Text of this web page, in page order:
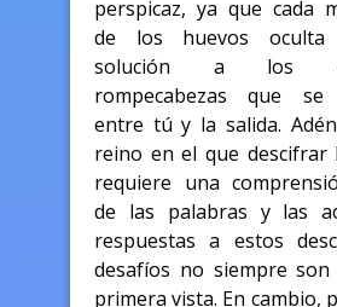
perspicaz, ya que cada
de los huevos oculta
solución a los
rompecabezas que se
entre tú y la salida.
reino en el que descifrar
requiere una
de las palabras y las
respuestas a estos
desafíos no siempre son
primera vista. En cambio,